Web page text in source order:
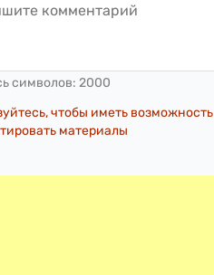
символов: 2000
чтобы иметь возможность
материалы